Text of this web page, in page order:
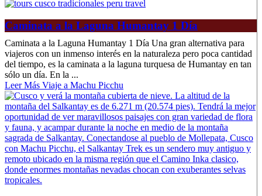
Caminata a la Laguna Humantay 1 Día
Caminata a la Laguna Humantay 1 Día Una gran alternativa para
viajeros con un inmenso interés en la naturaleza pero poca cantidad
del tiempo, es la caminata a la laguna turquesa de Humantay en tan
sólo un día. En la ...
Leer Más Viaje a Machu Picchu